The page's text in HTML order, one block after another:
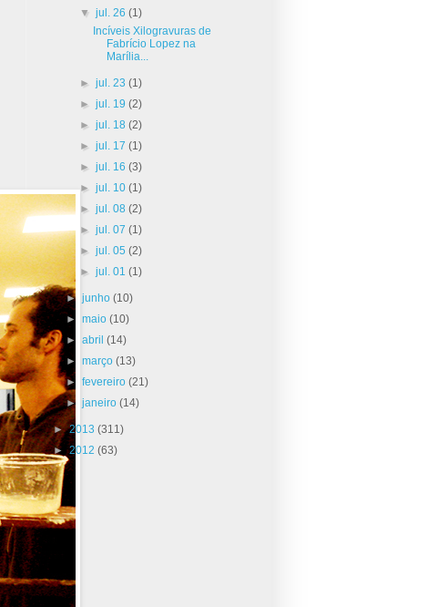
▼ jul. 26 (1)
Incíveis Xilogravuras de
Fabrício Lopez na
Marília...
► jul. 23 (1)
► jul. 19 (2)
► jul. 18 (2)
► jul. 17 (1)
► jul. 16 (3)
► jul. 10 (1)
► jul. 08 (2)
► jul. 07 (1)
► jul. 05 (2)
► jul. 01 (1)
►junho(10)
►maio(10)
►abril(14)
►março(13)
►fevereiro(21)
►janeiro(14)
►2013 (311)
►2012 (63)